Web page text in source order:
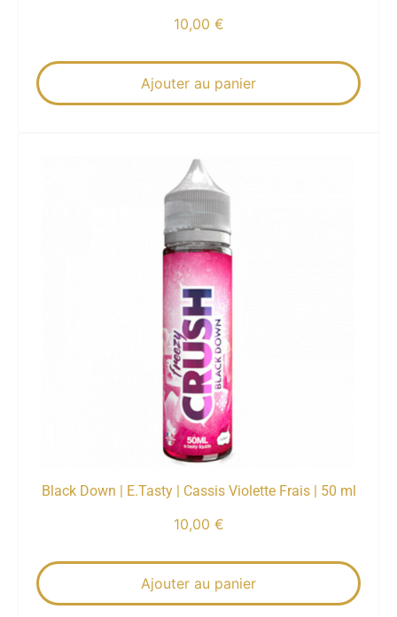
10,00 €
Ajouter au panier
Black Down | E.Tasty | Cassis Violette Frais | 50 ml
10,00 €
Ajouter au panier